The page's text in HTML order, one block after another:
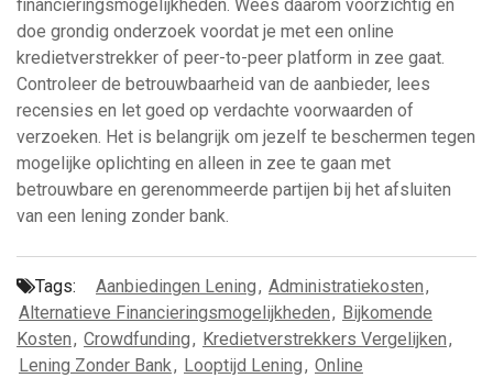
financieringsmogelijkheden. Wees daarom voorzichtig en
doe grondig onderzoek voordat je met een online
kredietverstrekker of peer-to-peer platform in zee gaat.
Controleer de betrouwbaarheid van de aanbieder, lees
recensies en let goed op verdachte voorwaarden of
verzoeken. Het is belangrijk om jezelf te beschermen tegen
mogelijke oplichting en alleen in zee te gaan met
betrouwbare en gerenommeerde partijen bij het afsluiten
van een lening zonder bank.
Tags: Aanbiedingen Lening, Administratiekosten,
Alternatieve Financieringsmogelijkheden, Bijkomende
Kosten, Crowdfunding, Kredietverstrekkers Vergelijken,
Lening Zonder Bank, Looptijd Lening, Online